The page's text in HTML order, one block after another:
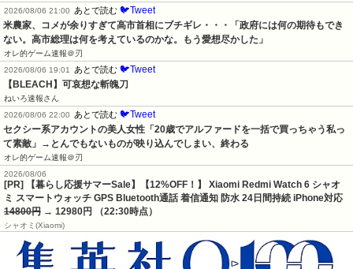
2026/08/06 21:00
あとで読む 🐦Tweet
米農家、コメが余りすぎて高市首相にブチギレ・・・「政府には何の期待もでき
ない。高市総理は何を考えているのかな。もう愛想尽かした」
オレ的ゲーム速報＠刃
2026/08/06 19:01
あとで読む 🐦Tweet
【BLEACH】可哀想な斬魄刀
ねいろ速報さん
2026/08/06 22:00
あとで読む 🐦Tweet
セクシー系アカウントの美人女性「20歳でアルファードを一括で買っちゃう私っ
て素敵」→とんでもないものが映り込んでしまい、終わる
オレ的ゲーム速報＠刃
2026/08/06
[PR] 【暮らし応援サマーSale】【12%OFF！】 Xiaomi Redmi Watch 6 シャオ
ミ スマートウォッチ GPS Bluetooth通話 着信通知 防水 24日間持続 iPhone対応
14800円 → 12980円 （22:30時点）
シャオミ(Xiaomi)